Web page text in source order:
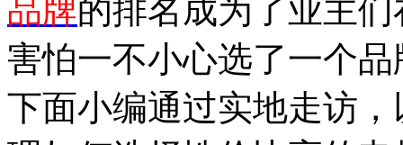
品牌的排名成为了业主
害怕一不小心选了一个
下面小编通过实地走访